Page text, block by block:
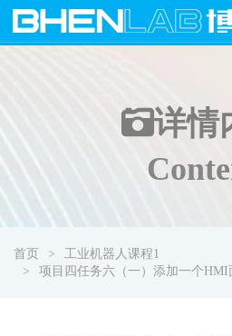
详情
首页
工业机器人课程1
项目四任务六（一）添加一个HMI